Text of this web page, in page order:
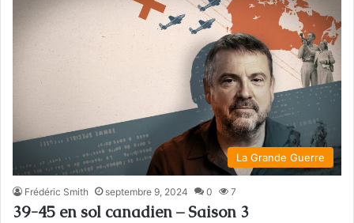
La Grande Guerre
Frédéric Smith septembre 9, 2024 0 7
39-45 en sol canadien – Saison 3